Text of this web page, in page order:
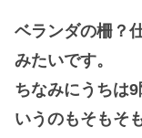
ベランダの柵？
みたいです。
ちなみにうちは
いうのもそもそ